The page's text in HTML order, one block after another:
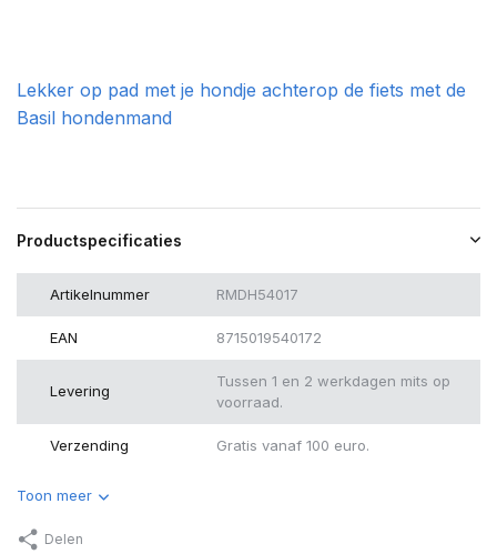
Lekker op pad met je hondje achterop de fiets met de
Basil hondenmand
Productspecificaties
Artikelnummer RMDH54017
EAN 8715019540172
Levering
Tussen 1 en 2 werkdagen mits op
voorraad.
Verzending Gratis vanaf 100 euro.
Toon meer
Delen